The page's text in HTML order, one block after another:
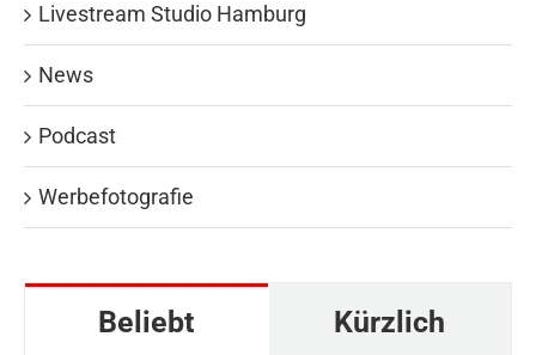
Livestream Studio Hamburg
News
Podcast
Werbefotografie
Beliebt Kürzlich